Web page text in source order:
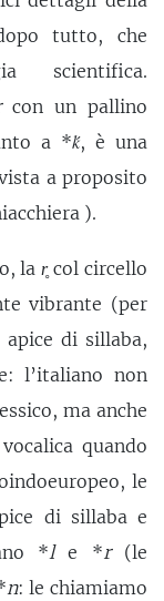
tutto, che
scientifica.
con un pallino
a *ḱ, è una
a proposito
).
lar̥col circello
vibrante (per
di sillaba,
l’italiano non
ma anche
quando
le
di sillaba e
*le *r(le
n: le chiamiamo